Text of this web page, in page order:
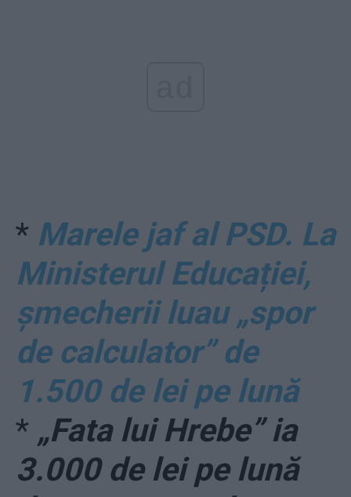
* Marele jaf al PSD. La
Ministerul Educației,
șmecherii luau „spor
de calculator” de
1.500 de lei pe lună
* „Fata lui Hrebe” ia
3.000 de lei pe lună